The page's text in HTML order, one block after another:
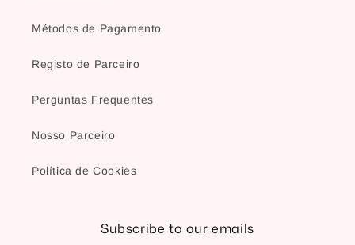
Métodos de Pagamento
Registo de Parceiro
Perguntas Frequentes
Nosso Parceiro
Política de Cookies
Subscribe to our emails